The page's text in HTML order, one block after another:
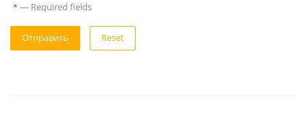
* — Required fields
Reset